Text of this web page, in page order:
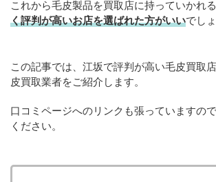
これから毛皮製品を買取店に持っていかれる
く評判が高いお店を選ばれた方がいいでしょ
この記事では、江坂で評判が高い毛皮買取
皮買取業者をご紹介します。
口コミページへのリンクも張っていますの
ください。